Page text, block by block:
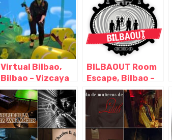
Virtual Bilbao,
Bilbao – Vizcaya
BILBAOUT Room
Escape, Bilbao –
Vizcaya